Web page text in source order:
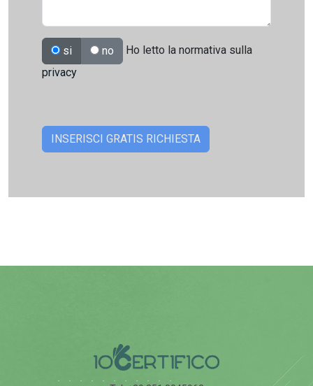
si no
Ho letto la normativa sulla
privacy